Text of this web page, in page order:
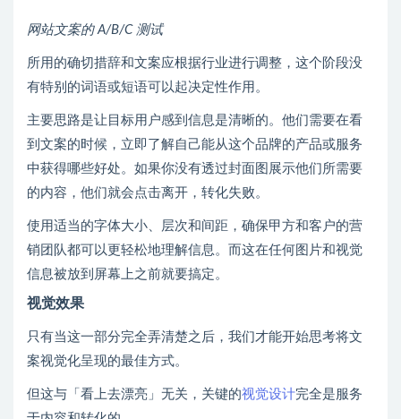
网站文案的 A/B/C 测试
所用的确切措辞和文案应根据行业进行调整，这个阶段没
有特别的词语或短语可以起决定性作用。
主要思路是让目标用户感到信息是清晰的。他们需要在看
到文案的时候，立即了解自己能从这个品牌的产品或服务
中获得哪些好处。如果你没有透过封面图展示他们所需要
的内容，他们就会点击离开，转化失败。
使用适当的字体大小、层次和间距，确保甲方和客户的营
销团队都可以更轻松地理解信息。而这在任何图片和视觉
信息被放到屏幕上之前就要搞定。
视觉效果
只有当这一部分完全弄清楚之后，我们才能开始思考将文
案视觉化呈现的最佳方式。
但这与「看上去漂亮」无关，关键的视觉设计完全是服务